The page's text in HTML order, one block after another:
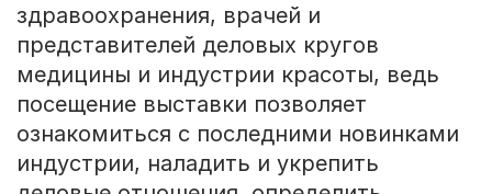
здравоохранения, врачей и
представителей деловых кругов
медицины и индустрии красоты, ведь
посещение выставки позволяет
ознакомиться с последними новинками
индустрии, наладить и укрепить